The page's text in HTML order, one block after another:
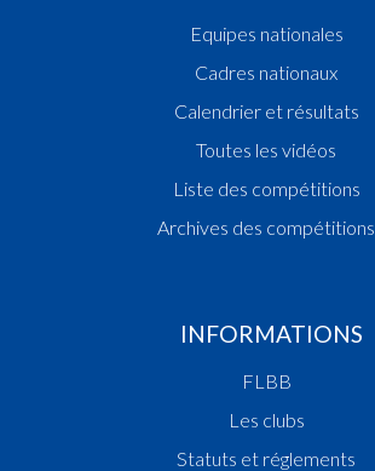
Equipes nationales
Cadres nationaux
Calendrier et résultats
Toutes les vidéos
Liste des compétitions
Archives des compétitions
INFORMATIONS
FLBB
Les clubs
Statuts et réglements